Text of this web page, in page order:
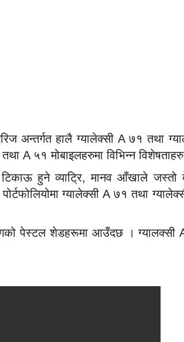
अन्तर्गत हालै ग्यालेक्सी A ७१ तथा
A ५१ मोबाइलहरुमा विभिन्न
हुने व्याट्रि, मानव आँखाले जस्तो
ग्यालेक्सी A ७१ तथा
पेस्टल शेडहरूमा आउँदछ ।